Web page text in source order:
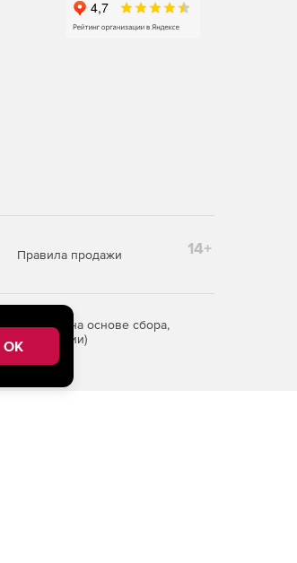
Правила продажи 14+
на основе сбора,
Федерации)
OK